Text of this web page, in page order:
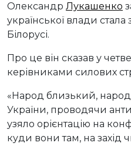
Олександр Лукашенко
української влади
Білорусі.
Про це він сказав у
керівниками силових
«Народ близький,
України, проводячи
узяло орієнтацію на
куди вони там, на захід